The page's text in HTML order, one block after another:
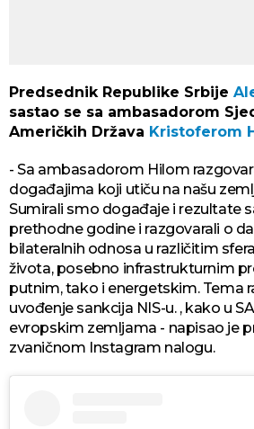
Predsednik Republike Srbije
sastao se sa ambasadorom
Američkih Država Kristoferom
- Sa ambasadorom Hilom
događajima koji utiču na našu
Sumirali smo događaje i rezultate
prethodne godine i razgovarali o
bilateralnih odnosa u različitim
života, posebno infrastrukturnim
putnim, tako i energetskim. Tema
uvođenje sankcija NIS-u. , kako u
evropskim zemljama - napisao je
zvaničnom Instagram nalogu.